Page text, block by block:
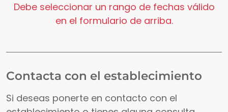
Debe seleccionar un rango de fechas válido
en el formulario de arriba.
Contacta con el establecimiento
Si deseas ponerte en contacto con el